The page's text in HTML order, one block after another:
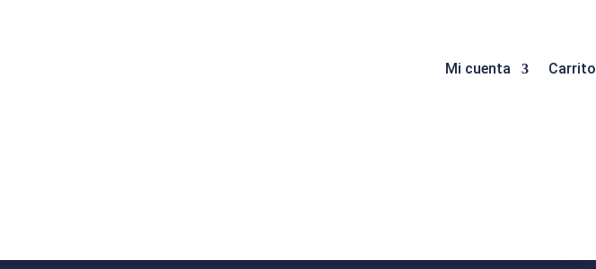
Mi cuenta Carrito